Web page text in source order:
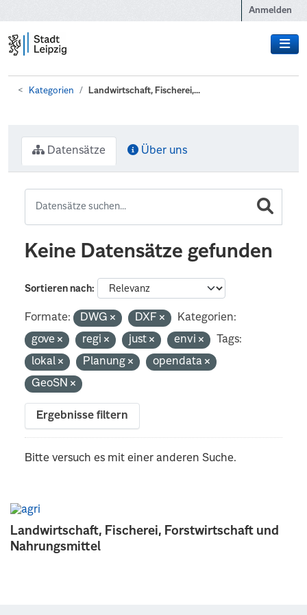
Anmelden
Kategorien Landwirtschaft, Fischerei,...
Landwirtschaft, Fischerei, Forstwirtschaft und
Nahrungsmittel
Datensätze Über uns
Keine Datensätze gefunden
Sortieren nach
Formate: DWG DXF
Kategorien:
gove
regi just envi
Tags:
lokal
Planung
opendata
GeoSN
Ergebnisse filtern
Bitte versuch es mit einer anderen Suche.